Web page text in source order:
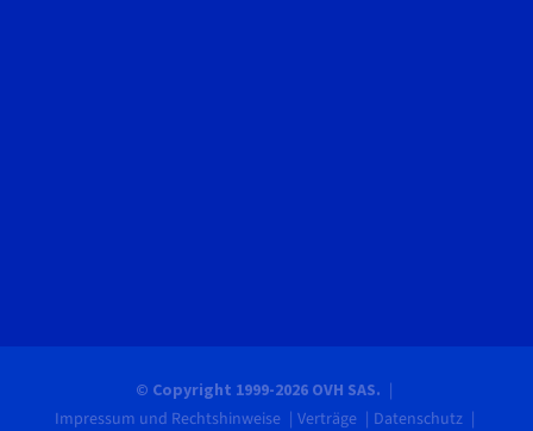
© Copyright 1999-2026 OVH SAS.
Impressum und Rechtshinweise Verträge Datenschutz